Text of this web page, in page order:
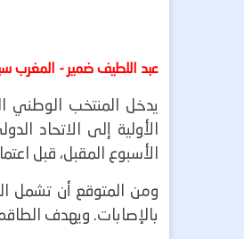
عبد اللطيف ضمير - المغرب
يدخل المنتخب الوطني
الأولية إلى الاتحاد
الأسبوع المقبل، قبل اعتمادها
بالإصابات. ويهدف